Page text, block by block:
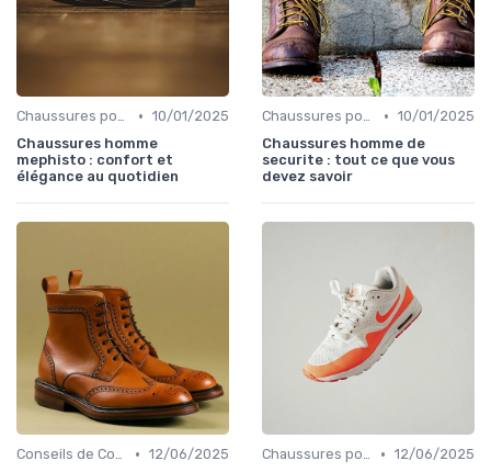
Chaussures pour Pieds Sensibles • 10/01/2025
Chaussures homme
mephisto : confort et
élégance au quotidien
Chaussures pour Conditions Spécifiques • 10/01/2025
Chaussures homme de
securite : tout ce que vous
devez savoir
Conseils de Confort au Quotidien • 12/06/2025
Chaussures pour Conditions Spécifiques • 12/06/2025